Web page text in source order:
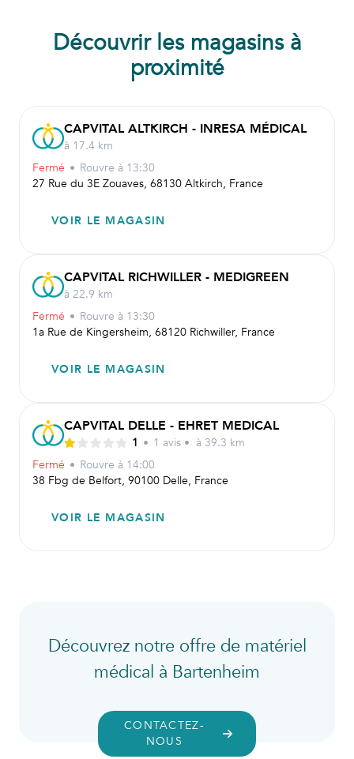
Découvrir les magasins à
proximité
CAPVITAL ALTKIRCH - INRESA MÉDICAL
à 17.4 km
Fermé • Rouvre à 13:30
27 Rue du 3E Zouaves, 68130 Altkirch, France
VOIR LE MAGASIN
CAPVITAL RICHWILLER - MEDIGREEN
à 22.9 km
Fermé • Rouvre à 13:30
1a Rue de Kingersheim, 68120 Richwiller, France
VOIR LE MAGASIN
CAPVITAL DELLE - EHRET MEDICAL
1 • 1 avis • à 39.3 km
Fermé • Rouvre à 14:00
38 Fbg de Belfort, 90100 Delle, France
VOIR LE MAGASIN
Découvrez notre offre de matériel
médical à Bartenheim
CONTACTEZ-
NOUS